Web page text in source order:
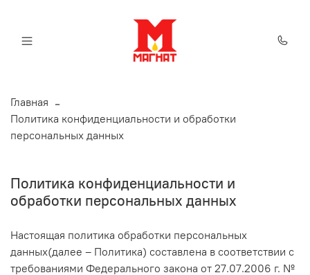
Главная
Политика конфиденциальности и обработки
персональных данных
Политика конфиденциальности и
обработки персональных данных
Настоящая политика обработки персональных
данных(далее – Политика) составлена в соответствии с
требованиями Федерального закона от 27.07.2006 г. №